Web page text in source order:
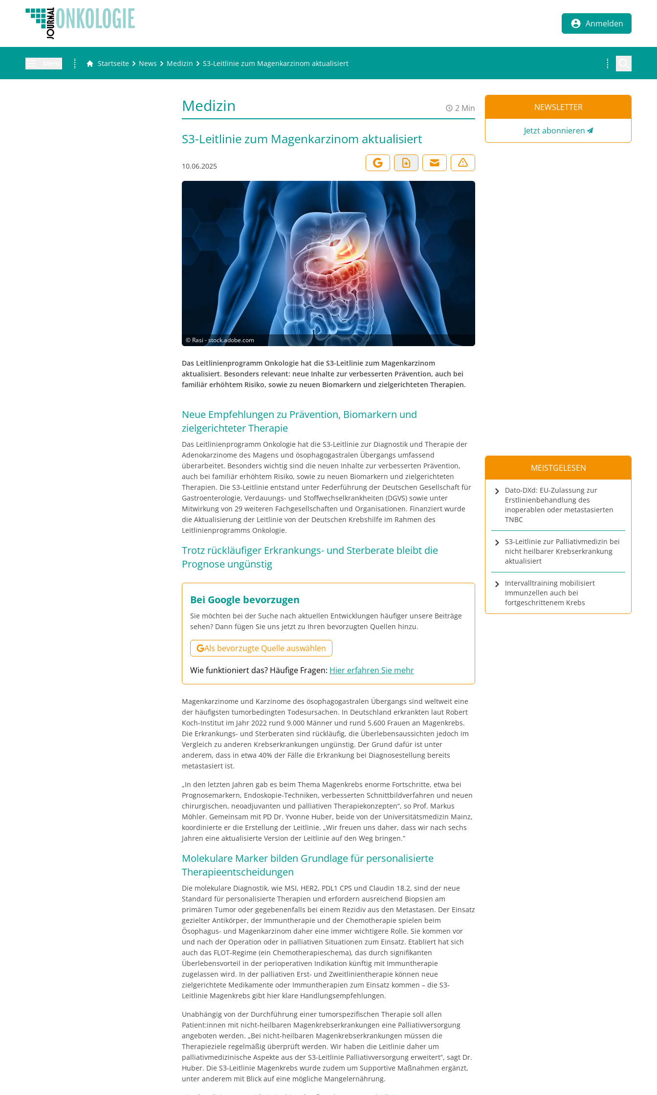
Anmelden
Startseite News Medizin S3-Leitlinie zum Magenkarzinom aktualisiert
Medizin 2 Min
S3-Leitlinie zum Magenkarzinom aktualisiert
10.06.2025
© Rasi - stock.adobe.com
Das Leitlinienprogramm Onkologie hat die S3-Leitlinie zum Magenkarzinom
aktualisiert. Besonders relevant: neue Inhalte zur verbesserten Prävention, auch bei
familiär erhöhtem Risiko, sowie zu neuen Biomarkern und zielgerichteten Therapien.
Neue Empfehlungen zu Prävention, Biomarkern und
zielgerichteter Therapie
Das Leitlinienprogramm Onkologie hat die S3-Leitlinie zur Diagnostik und Therapie der
Adenokarzinome des Magens und ösophagogastralen Übergangs umfassend
überarbeitet. Besonders wichtig sind die neuen Inhalte zur verbesserten Prävention,
auch bei familiär erhöhtem Risiko, sowie zu neuen Biomarkern und zielgerichteten
Therapien. Die S3-Leitlinie entstand unter Federführung der Deutschen Gesellschaft für
Gastroenterologie, Verdauungs- und Stoffwechselkrankheiten (DGVS) sowie unter
Mitwirkung von 29 weiteren Fachgesellschaften und Organisationen. Finanziert wurde
die Aktualisierung der Leitlinie von der Deutschen Krebshilfe im Rahmen des
Leitlinienprogramms Onkologie.
Trotz rückläufiger Erkrankungs- und Sterberate bleibt die
Prognose ungünstig
Bei Google bevorzugen
Sie möchten bei der Suche nach aktuellen Entwicklungen häufiger unsere Beiträge
sehen? Dann fügen Sie uns jetzt zu Ihren bevorzugten Quellen hinzu.
Als bevorzugte Quelle auswählen
Wie funktioniert das? Häufige Fragen: Hier erfahren Sie mehr
Magenkarzinome und Karzinome des ösophagogastralen Übergangs sind weltweit eine
der häufigsten tumorbedingten Todesursachen. In Deutschland erkrankten laut Robert
Koch-Institut im Jahr 2022 rund 9.000 Männer und rund 5.600 Frauen an Magenkrebs.
Die Erkrankungs- und Sterberaten sind rückläufig, die Überlebensaussichten jedoch im
Vergleich zu anderen Krebserkrankungen ungünstig. Der Grund dafür ist unter
anderem, dass in etwa 40% der Fälle die Erkrankung bei Diagnosestellung bereits
metastasiert ist.
„In den letzten Jahren gab es beim Thema Magenkrebs enorme Fortschritte, etwa bei
Prognosemarkern, Endoskopie-Techniken, verbesserten Schnittbildverfahren und neuen
chirurgischen, neoadjuvanten und palliativen Therapiekonzepten“, so Prof. Markus
Möhler. Gemeinsam mit PD Dr. Yvonne Huber, beide von der Universitätsmedizin Mainz,
koordinierte er die Erstellung der Leitlinie. „Wir freuen uns daher, dass wir nach sechs
Jahren eine aktualisierte Version der Leitlinie auf den Weg bringen.“
Molekulare Marker bilden Grundlage für personalisierte
Therapieentscheidungen
Die molekulare Diagnostik, wie MSI, HER2, PDL1 CPS und Claudin 18.2, sind der neue
Standard für personalisierte Therapien und erfordern ausreichend Biopsien am
primären Tumor oder gegebenenfalls bei einem Rezidiv aus den Metastasen. Der Einsatz
gezielter Antikörper, der Immuntherapie und der Chemotherapie spielen beim
Ösophagus- und Magenkarzinom daher eine immer wichtigere Rolle. Sie kommen vor
und nach der Operation oder in palliativen Situationen zum Einsatz. Etabliert hat sich
auch das FLOT-Regime (ein Chemotherapieschema), das durch signifikanten
Überlebensvorteil in der perioperativen Indikation künftig mit Immuntherapie
zugelassen wird. In der palliativen Erst- und Zweitlinientherapie können neue
zielgerichtete Medikamente oder Immuntherapien zum Einsatz kommen – die S3-
Leitlinie Magenkrebs gibt hier klare Handlungsempfehlungen.
Unabhängig von der Durchführung einer tumorspezifischen Therapie soll allen
Patient:innen mit nicht-heilbaren Magenkrebserkrankungen eine Palliativversorgung
angeboten werden. „Bei nicht-heilbaren Magenkrebserkrankungen müssen die
Therapieziele regelmäßig überprüft werden. Wir haben die Leitlinie daher um
palliativmedizinische Aspekte aus der S3-Leitlinie Palliativversorgung erweitert“, sagt Dr.
Huber. Die S3-Leitlinie Magenkrebs wurde zudem um Supportive Maßnahmen ergänzt,
unter anderem mit Blick auf eine mögliche Mangelernährung.
NEWSLETTER
Jetzt abonnieren
MEISTGELESEN
Dato-DXd: EU-Zulassung zur
Erstlinienbehandlung des
inoperablen oder metastasierten
TNBC
S3-Leitlinie zur Palliativmedizin bei
nicht heilbarer Krebserkrankung
aktualisiert
Intervalltraining mobilisiert
Immunzellen auch bei
fortgeschrittenem Krebs